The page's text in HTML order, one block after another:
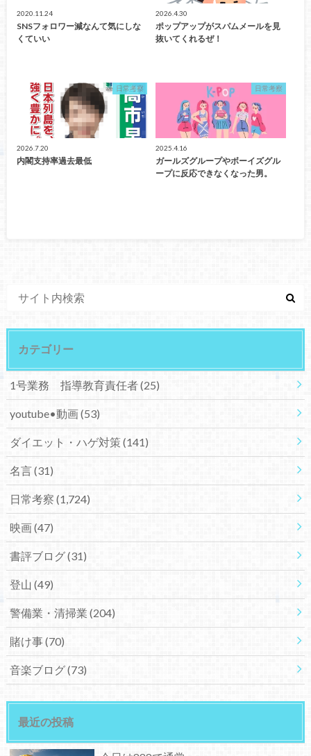
2020.11.24
SNSフォロワー減なんて気にしな
くていい
2026.4.30
ポップアップがスパムメールを見
抜いてくれるぜ！
日常考察
2026.7.20
内閣支持率過去最低
日常考察
2025.4.16
ガールズグループやボーイズグル
ープに反応できなくなった男。
カテゴリー
1号業務 指導教育責任者(25)
youtube•動画(53)
ダイエット・ハゲ対策(141)
名言(31)
日常考察 (1,724)
映画(47)
書評ブログ(31)
登山 (49)
警備業・清掃業 (204)
賭け事(70)
音楽ブログ(73)
最近の投稿